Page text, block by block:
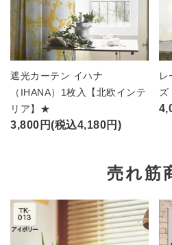
遮光カーテン イハナ
（IHANA）1枚入【北欧インテ
リア】★
3,800円(税込4,180円)
レ
ズ
売れ筋